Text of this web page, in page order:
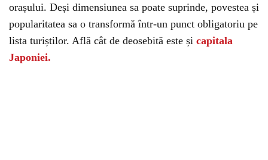
orașului. Deși dimensiunea sa poate suprinde, povestea și
popularitatea sa o transformă într-un punct obligatoriu pe
lista turiștilor. Află cât de deosebită este și capitala
Japoniei.